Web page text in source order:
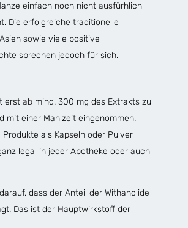
einfach noch nicht ausfürhlich
Die erfolgreiche traditionelle
sowie viele positive
sprechen jedoch für sich.
erst ab mind. 300 mg des Extrakts zu
mit einer Mahlzeit eingenommen.
Produkte als Kapseln oder Pulver
legal in jeder Apotheke oder auch
dass der Anteil der Withanolide
Das ist der Hauptwirkstoff der